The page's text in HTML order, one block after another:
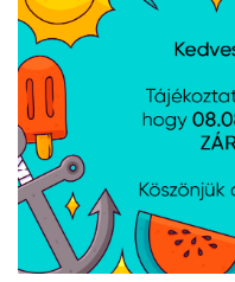
Görgők száma
Gombok száma
Termék színe
Csomagolási
adatok